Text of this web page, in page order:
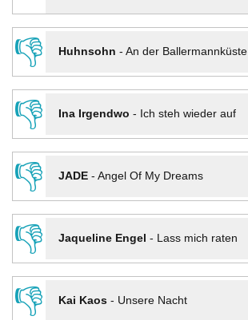
👎
Huhnsohn - An der Ballermannküste
👎
Ina Irgendwo - Ich steh wieder auf
👎
JADE- Angel Of My Dreams
👎
Jaqueline Engel - Lass mich raten
👎
Kai Kaos- Unsere Nacht